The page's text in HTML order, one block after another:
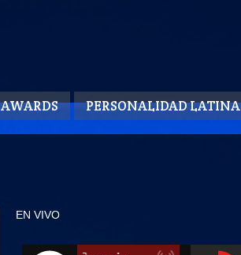
PERSONALIDAD LATINA
EN VIVO